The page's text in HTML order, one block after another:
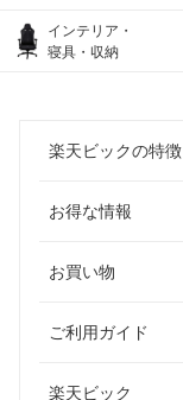
インテリア・
寝具・収納
楽天ビックの特徴
お得な情報
お買い物
ご利用ガイド
楽天ビック